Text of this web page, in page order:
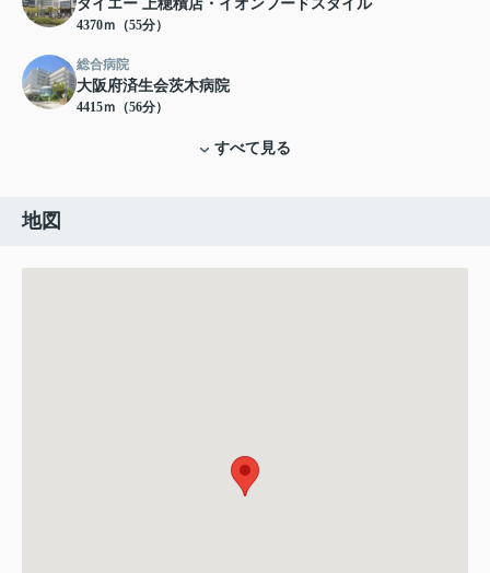
ダイエー 上穂積店・イオンフードスタイル
4370ｍ（55分）
総合病院
大阪府済生会茨木病院
4415ｍ（56分）
すべて見る
地図